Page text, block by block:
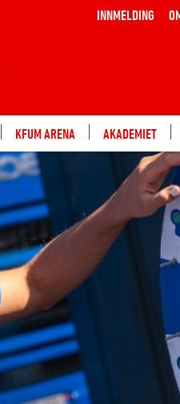
INNMELDING
KFUM ARENA AKADEMIET